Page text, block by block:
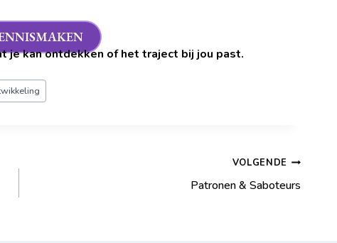
je kan ontdekken of het traject bij jou past.
VOLGENDE
Patronen & Saboteurs